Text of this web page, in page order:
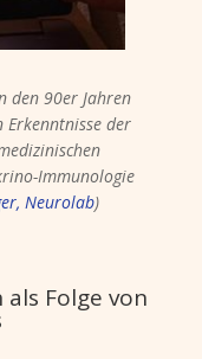
den 90er Jahren
Erkenntnisse der
Immunologie
Neurolab)
Folge von